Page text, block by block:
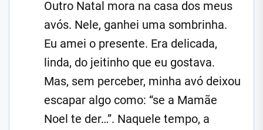
Outro Natal mora na casa dos meus
avós. Nele, ganhei uma sombrinha.
Eu amei o presente. Era delicada,
linda, do jeitinho que eu gostava.
Mas, sem perceber, minha avó deixou
escapar algo como: “se a Mamãe
Noel te der…”. Naquele tempo, a